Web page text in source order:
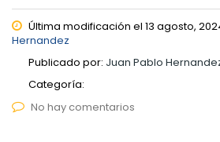
Última modificación el 13 agosto,
Hernandez
Publicado por: Juan Pablo
Categoría:
No hay comentarios